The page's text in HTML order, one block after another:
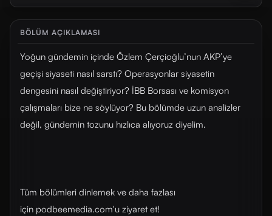
BÖLÜM AÇIKLAMASI
Yoğun gündemin içinde Özlem Çerçioğlu’nun AKP’ye
geçişi siyaseti nasıl sarstı? Operasyonlar siyasetin
dengesini nasıl değiştiriyor? İBB Borsası ve komisyon
çalışmaları bize ne söylüyor? Bu bölümde uzun analizler
değil, gündemin tozunu hızlıca alıyoruz diyelim.
Tüm bölümleri dinlemek ve daha fazlası
için ⁠podbeemedia.com⁠'u ziyaret et!